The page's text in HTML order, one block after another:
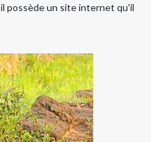
possède un site internet qu'il